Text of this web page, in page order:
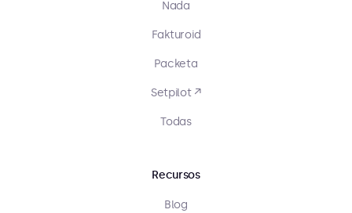
Nada
Fakturoid
Packeta
Setpilot ↗
Todas
Recursos
Blog